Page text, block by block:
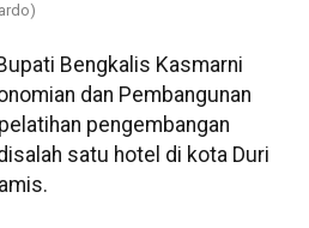
Bengkalis Kasmarni
dan Pembangunan
pengembangan
satu hotel di kota Duri